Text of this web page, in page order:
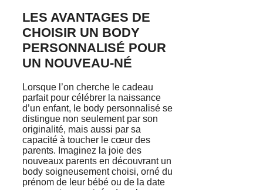
LES AVANTAGES DE
CHOISIR UN BODY
PERSONNALISÉ POUR
UN NOUVEAU-NÉ
Lorsque l’on cherche le cadeau
parfait pour célébrer la naissance
d’un enfant, le body personnalisé se
distingue non seulement par son
originalité, mais aussi par sa
capacité à toucher le cœur des
parents. Imaginez la joie des
nouveaux parents en découvrant un
body soigneusement choisi, orné du
prénom de leur bébé ou de la date